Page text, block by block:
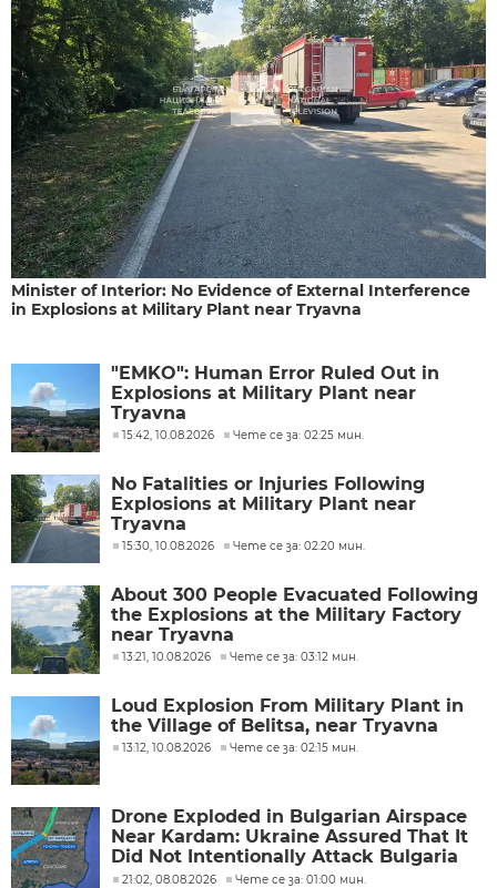
Minister of Interior: No Evidence of External Interference
in Explosions at Military Plant near Tryavna
"EMKO": Human Error Ruled Out in
Explosions at Military Plant near
Tryavna
15:42, 10.08.2026 Чете се за: 02:25 мин.
No Fatalities or Injuries Following
Explosions at Military Plant near
Tryavna
15:30, 10.08.2026 Чете се за: 02:20 мин.
About 300 People Evacuated Following
the Explosions at the Military Factory
near Tryavna
13:21, 10.08.2026 Чете се за: 03:12 мин.
Loud Explosion From Military Plant in
the Village of Belitsa, near Tryavna
13:12, 10.08.2026 Чете се за: 02:15 мин.
Drone Exploded in Bulgarian Airspace
Near Kardam: Ukraine Assured That It
Did Not Intentionally Attack Bulgaria
and Promised an Investigation
21:02, 08.08.2026 Чете се за: 01:00 мин.